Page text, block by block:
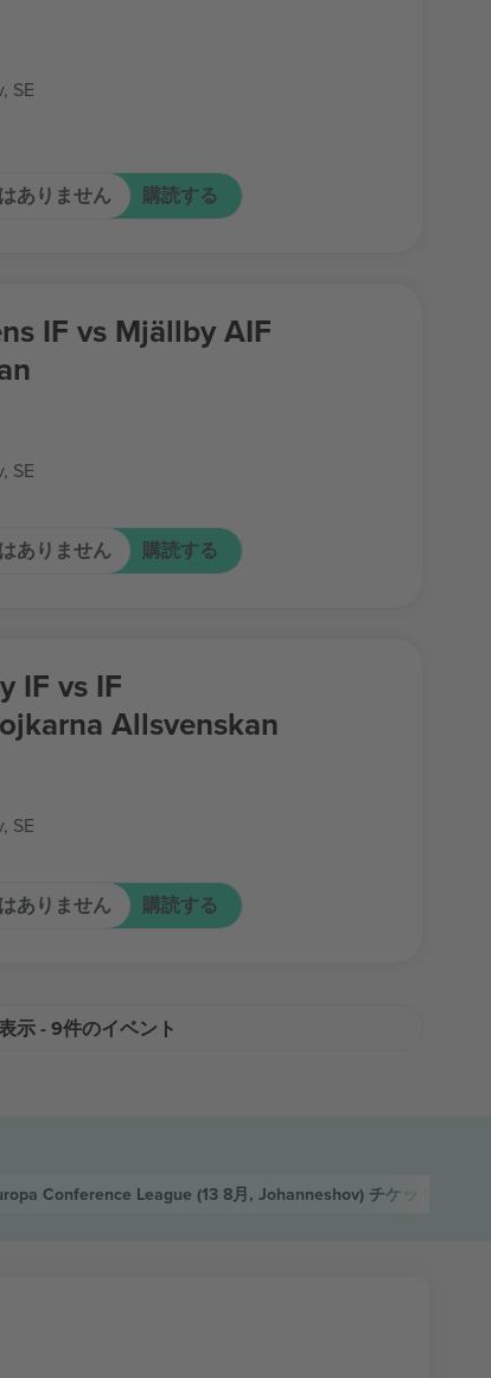
SE
ありません 購読する
IF vs Mjällby AIF
SE
ありません 購読する
IF vs IF
Allsvenskan
SE
ありません 購読する
示 - 9件のイベント
Conference League (13 8月, Johanneshov) チケット